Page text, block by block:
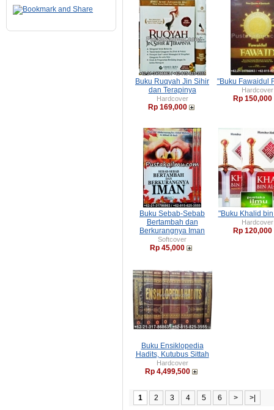
Buku Ruqyah Jin Sihir
dan Terapinya
Hardcover
Rp 169,000
"Buku Fawaidul
Hardcover
Rp 150,000
Buku Sebab-Sebab
Bertambah dan
Berkurangnya Iman
Softcover
Rp 45,000
"Buku Khalid
Hardcover
Rp 120,000
Buku Ensiklopedia
Hadits, Kutubus Sittah
Hardcover
Rp 4,499,500
1 2 3 4 5 6 > >|